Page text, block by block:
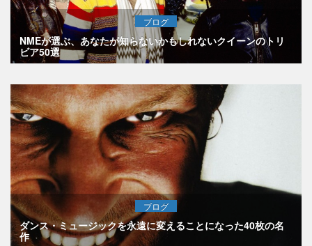
ブログ
NMEが選ぶ、あなたが知らないかもしれないクイーンのトリ
ビア50選
ブログ
ダンス・ミュージックを永遠に変えることになった40枚の名
作